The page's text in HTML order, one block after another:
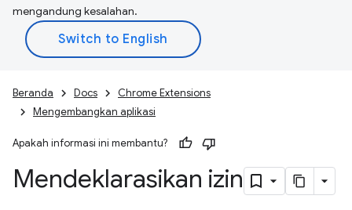
mengandung kesalahan.
Beranda Docs
Chrome Extensions
Mengembangkan aplikasi
Apakah informasi ini membantu?
Mendeklarasikan izin